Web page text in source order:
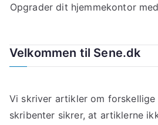
Opgrader dit hjemmekontor
Velkommen til Sene.dk
Vi skriver artikler om forskellige
skribenter sikrer, at artiklerne